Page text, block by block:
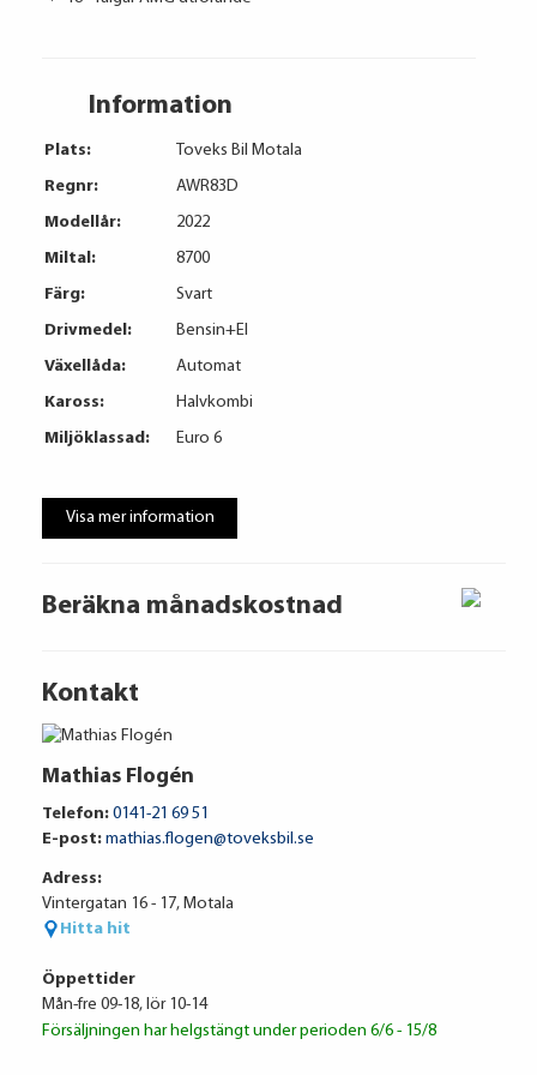
Beräkna månadskostnad
Volkswagen Financial Services
Ränta
Administrationskostnad
Information
Plats:
Toveks Bil Motala
Regnr:
AWR83D
Modellår:
2022
Miltal:
8700
Färg:
Svart
Drivmedel:
Bensin+El
Växellåda:
Automat
Kaross:
Halvkombi
Miljöklassad:
Euro 6
Visa mer information
Kontakt
Mathias Flogén
Telefon: 0141-21 69 51
E-post: mathias.flogen@toveksbil.se
Adress:
Vintergatan 16 - 17, Motala
Hitta hit
Öppettider
Mån-fre 09-18, lör 10-14
Försäljningen har helgstängt under perioden 6/6 - 15/8